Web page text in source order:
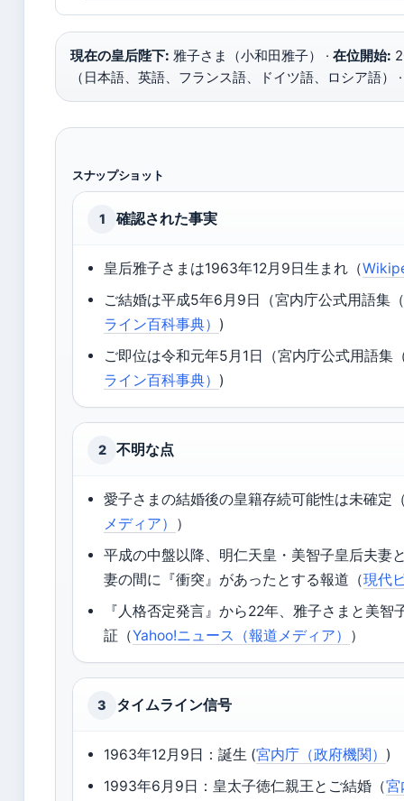
現在の皇后陛下: 雅子さま（小和田雅子） · 在位開始:
（日本語、英語、フランス語、ドイツ語、ロシア語）
スナップショット
1 確認された事実
皇后雅子さまは1963年12月9日生まれ（
ご結婚は平成5年6月9日（宮内庁公式用語集
ライン百科事典） )
ご即位は令和元年5月1日（宮内庁公式用語集
ライン百科事典） )
2 不明な点
愛子さまの結婚後の皇籍存続可能性は未確定
メディア） ）
平成の中盤以降、明仁天皇・美智子皇后夫妻
妻の間に『衝突』があったとする報道（現代
『人格否定発言』から22年、雅子さまと美
証（Yahoo!ニュース（報道メディア） ）
3 タイムライン信号
1963年12月9日：誕生 (宮内庁（政府機関） )
1993年6月9日：皇太子徳仁親王とご結婚（宮